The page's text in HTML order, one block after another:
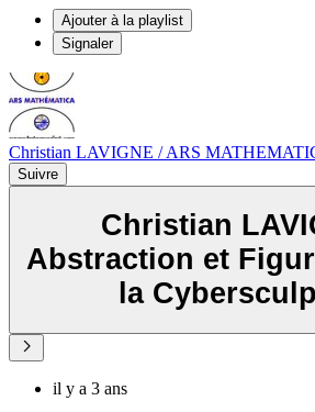
Ajouter à la playlist
Signaler
Christian LAVIGNE / ARS
Suivre
Christian
Abstraction et
la
il y a 3 ans